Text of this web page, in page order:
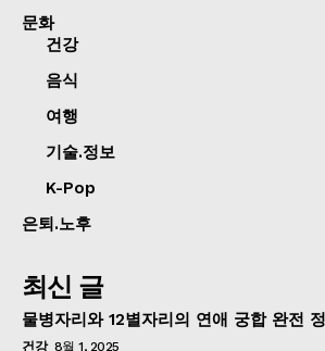
문화
건강
음식
여행
기술.정보
K-Pop
은퇴.노후
최신 글
물병자리와 12별자리의 연애 궁합 완전
건강 8월 1, 2025